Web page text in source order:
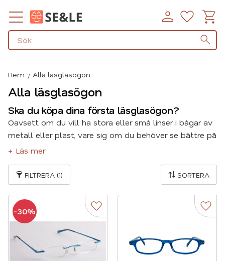
Meny
Hem Alla läsglasögon
Alla läsglasögon
Ska du köpa dina första läsglasögon?
Oavsett om du vill ha stora eller små linser i bågar av
metall eller plast, vare sig om du behöver se bättre på
långt eller kort avstånd så har vi ett brett sortiment
Här kan du få lite tips om hur du väljer läsglasögon.
+ Läs mer
FILTRERA 1 SORTERA
30% Lägg till i favoriter